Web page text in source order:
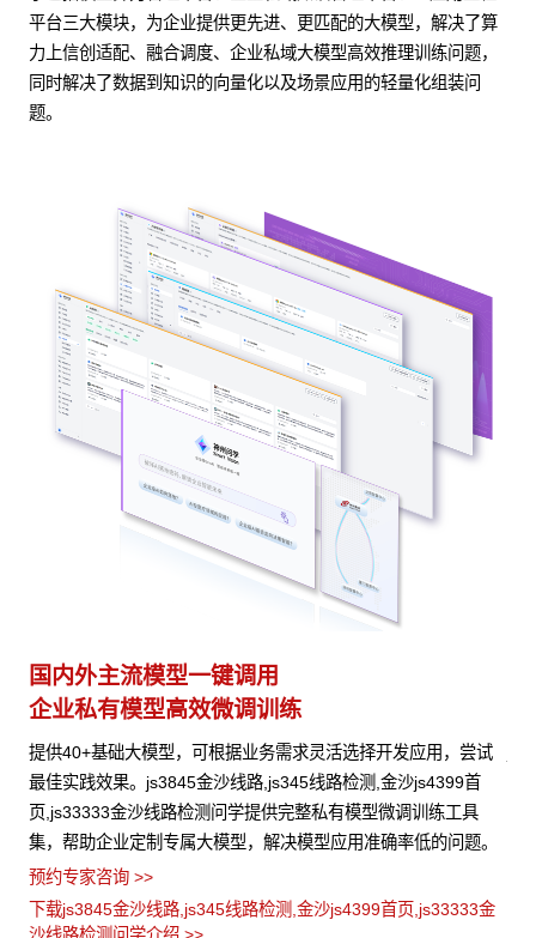
平台三大模块，为企业提供更先进、更匹配的大模型，解决了算
力上信创适配、融合调度、企业私域大模型高效推理训练问题，
同时解决了数据到知识的向量化以及场景应用的轻量化组装问
题。
多模态多层级知识库权限管理
激活企业数据资产
js3845金沙线路,js345线路检测,金沙js4399首页,js33333金沙线
路检测问学支持文本、图片、音视频、网页等结构化与非结构化
知识格式有效整合， 可结合访问权限进行管理控制，保障数据安
全，打造企业级私域知识库。
预约专家咨询 >>
下载js3845金沙线路,js345线路检测,金沙js4399首页,js33333金
沙线路检测问学介绍 >>